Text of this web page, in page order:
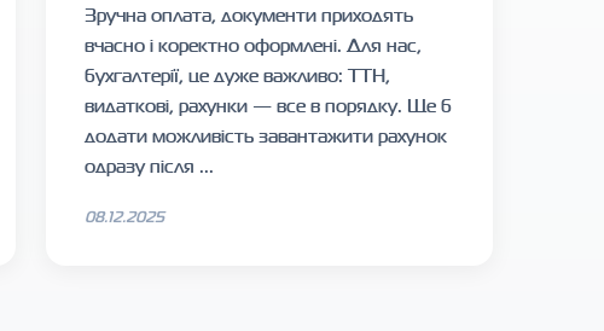
Зручна оплата, документи приходять
вчасно і коректно оформлені. Для нас,
бухгалтерії, це дуже важливо: ТТН,
видаткові, рахунки — все в порядку. Ще б
додати можливість завантажити рахунок
одразу після ...
08.12.2025